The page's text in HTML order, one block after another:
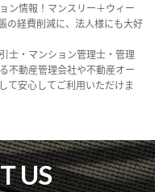
ン情報！マンスリー＋ウィー
の経費削減に、法人様にも大好
士・マンション管理士・管理
不動産管理会社や不動産オー
て安心してご利用いただけま
US